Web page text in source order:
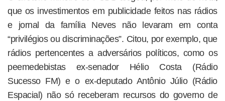
que os investimentos em publicidade feitos nas rádios
e jornal da família Neves não levaram em conta
“privilégios ou discriminações”. Citou, por exemplo, que
rádios pertencentes a adversários políticos, como os
peemedebistas ex-senador Hélio Costa (Rádio
Sucesso FM) e o ex-deputado Antônio Júlio (Rádio
Espacial) não só receberam recursos do governo de